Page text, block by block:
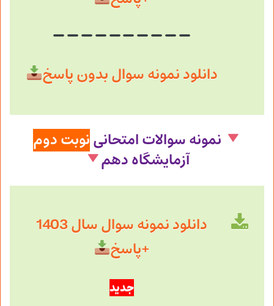
دانلود نمونه سوال بدون پاسخ
نمونه سوالات امتحانینوبت دوم
آزمایشگاه دهم
دانلود نمونه سوال سال 1403
+پاسخ
جدید